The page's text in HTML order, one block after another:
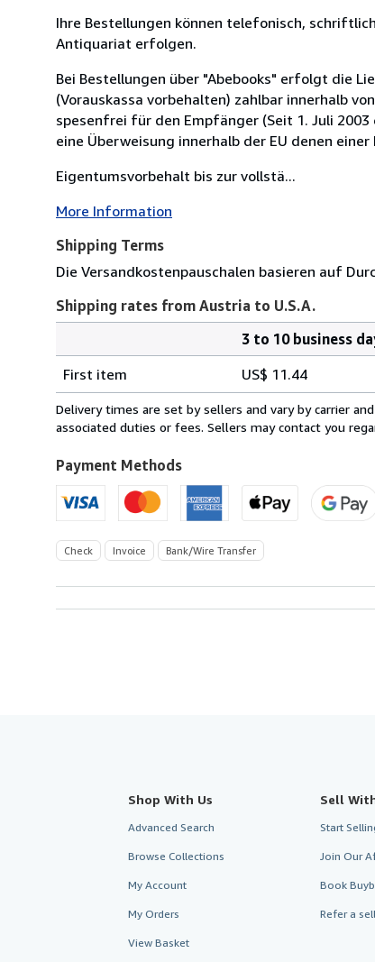
Ihre Bestellungen können telefonisch,
Antiquariat erfolgen.
Bei Bestellungen über "Abebooks" erfolgt die
(Vorauskassa vorbehalten) zahlbar innerhalb
spesenfrei für den Empfänger (Seit 1. Juli
eine Überweisung innerhalb der EU denen
Eigentumsvorbehalt bis zur vollstä...
More Information
Shipping Terms
Die Versandkostenpauschalen basieren auf
Shipping rates from Austria to U.S.A.
rates
from
Austria
U.S.A.
3 to 10 business
First item
US$ 11.44
Delivery times are set by sellers and vary by carrier
associated duties or fees. Sellers may contact you
Payment Methods
Check Invoice Bank/Wire Transfer
Shop With Us
Advanced Search
Browse Collections
My Account
My Orders
View Basket
Sell
Start
Join Our
Book
Refer a